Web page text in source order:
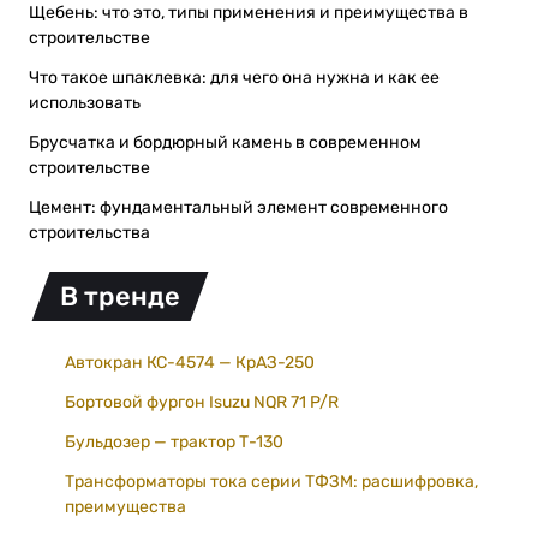
Щебень: что это, типы применения и преимущества в
строительстве
Что такое шпаклевка: для чего она нужна и как ее
использовать
Брусчатка и бордюрный камень в современном
строительстве
Цемент: фундаментальный элемент современного
строительства
В тренде
Автокран КС-4574 — КрАЗ-250
Бортовой фургон Isuzu NQR 71 P/R
Бульдозер — трактор Т-130
Трансформаторы тока серии ТФЗМ: расшифровка,
преимущества